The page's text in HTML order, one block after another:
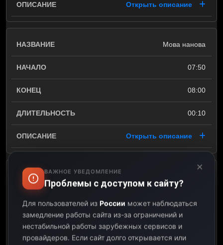
Открыть описание
Мова нанова
07:50
08:00
00:10
Открыть описание
×
ВАЖНОЕ УВЕДОМЛЕНИЕ
Проблемы с доступом к сайту?
Для пользователей из России может наблюдаться
замедление работы сайта из-за ограничений и
нестабильной работы зарубежных сервисов и
провайдеров. Если сайт долго открывается или